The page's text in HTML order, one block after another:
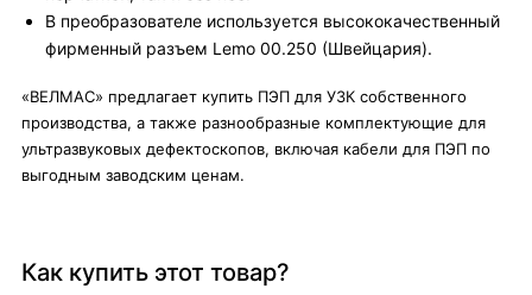
В преобразователе используется высококачественный
фирменный разъем Lemo 00.250 (Швейцария).
«ВЕЛМАС» предлагает купить ПЭП для УЗК собственного
производства, а также разнообразные комплектующие для
ультразвуковых дефектоскопов, включая кабели для ПЭП по
выгодным заводским ценам.
Как купить этот товар?